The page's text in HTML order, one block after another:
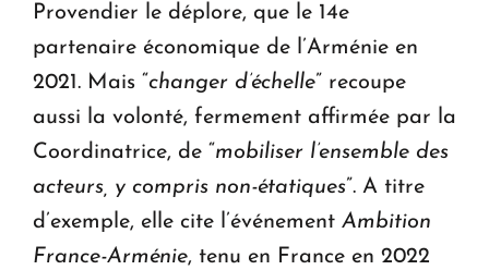
Provendier le déplore, que le 14e
partenaire économique de l’Arménie en
2021. Mais “changer d’échelle” recoupe
aussi la volonté, fermement affirmée par la
Coordinatrice, de “mobiliser l’ensemble des
acteurs, y compris non-étatiques”. A titre
d’exemple, elle cite l’événement Ambition
France-Arménie, tenu en France en 2022